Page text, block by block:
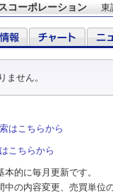
コーポレーション 東
ません。
はこちらから
こちらから
的に毎月更新です。
中の内容変更、売買単位